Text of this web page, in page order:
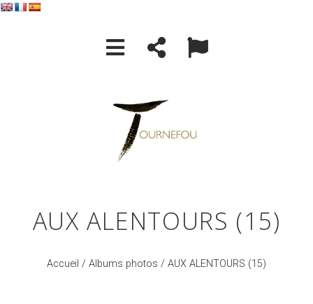
AUX ALENTOURS (15)
Accueil / Albums photos / AUX ALENTOURS (15)